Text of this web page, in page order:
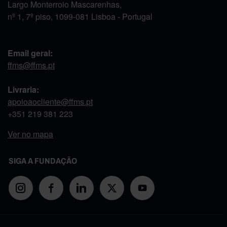
Largo Monterroio Mascarenhas,
nº 1, 7º piso, 1099-081 Lisboa - Portugal
Email geral:
ffms@ffms.pt
Livraria:
apoioaocliente@ffms.pt
+351 219 381 223
Ver no mapa
SIGA A FUNDAÇÃO